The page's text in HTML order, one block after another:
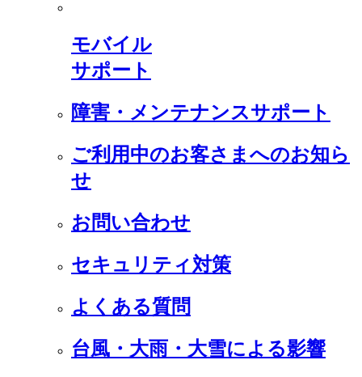
モバイル
サポート
障害・メンテナンスサポート
ご利用中のお客さまへのお知ら
せ
お問い合わせ
セキュリティ対策
よくある質問
台風・大雨・大雪による影響